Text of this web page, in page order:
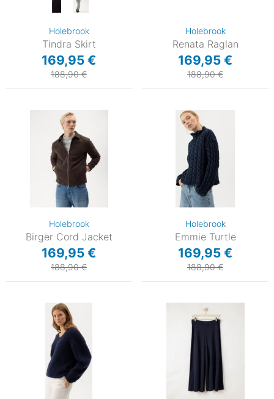
Holebrook
Tindra Skirt
169,95 €
188,90 €
Holebrook
Renata Raglan
169,95 €
188,90 €
Holebrook
Birger Cord Jacket
169,95 €
188,90 €
Holebrook
Emmie Turtle
169,95 €
188,90 €